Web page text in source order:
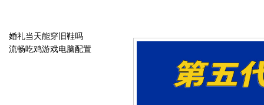
婚礼当天能穿旧鞋吗
流畅吃鸡游戏电脑配置